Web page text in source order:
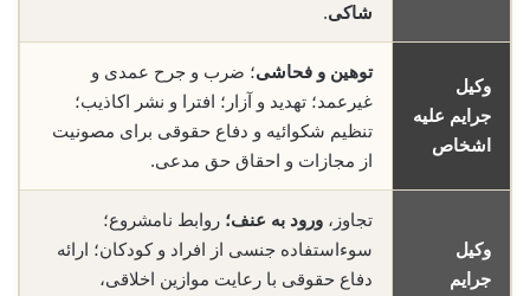
شاکی.
وکیل
جرایم علیه
اشخاص
توهین و فحاشی؛ ضرب و جرح عمدی و
غیرعمد؛ تهدید و آزار؛ افترا و نشر اکاذیب؛
تنظیم شکوائیه و دفاع حقوقی برای مصونیت
از مجازات و احقاق حق مدعی.
وکیل
جرایم
تجاوز، ورود به عنف؛ روابط نامشروع؛
سوءاستفاده جنسی از افراد و کودکان؛ ارائه
دفاع حقوقی با رعایت موازین اخلاقی،